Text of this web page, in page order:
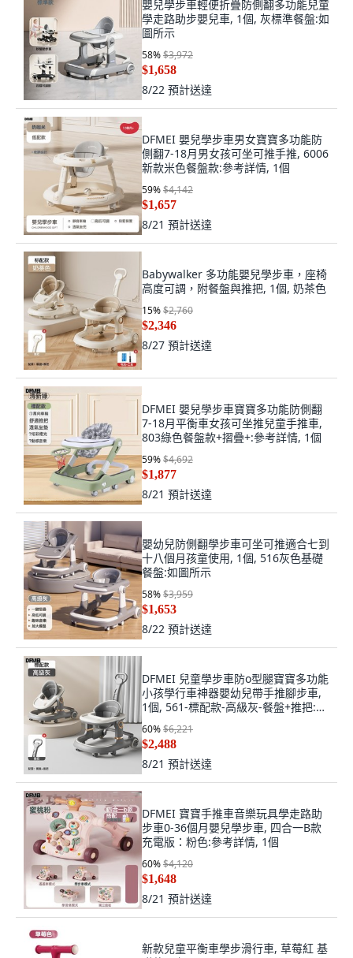
嬰兒學步車輕便折疊防側翻多功能兒童
學走路助步嬰兒車, 1個, 灰標準餐盤:如
圖所示
58%$3,972
$1,658
8/22 預計送達
DFMEI 嬰兒學步車男女寶寶多功能防
側翻7-18月男女孩可坐可推手推, 6006
新款米色餐盤款:參考詳情, 1個
59%$4,142
$1,657
8/21 預計送達
Babywalker 多功能嬰兒學步車，座椅
高度可調，附餐盤與推把, 1個, 奶茶色
15%$2,760
$2,346
8/27 預計送達
DFMEI 嬰兒學步車寶寶多功能防側翻
7-18月平衡車女孩可坐推兒童手推車,
803綠色餐盤款+摺疊+:參考詳情, 1個
59%$4,692
$1,877
8/21 預計送達
嬰幼兒防側翻學步車可坐可推適合七到
十八個月孩童使用, 1個, 516灰色基礎
餐盤:如圖所示
58%$3,959
$1,653
8/22 預計送達
DFMEI 兒童學步車防o型腿寶寶多功能
小孩學行車神器嬰幼兒帶手推腳步車,
1個, 561-標配款-高級灰-餐盤+推把:如
60%$6,221
$2,488
8/21 預計送達
DFMEI 寶寶手推車音樂玩具學走路助
步車0-36個月嬰兒學步車, 四合一B款
充電版：粉色:參考詳情, 1個
60%$4,120
$1,648
8/21 預計送達
新款兒童平衡車學步滑行車, 草莓紅 基